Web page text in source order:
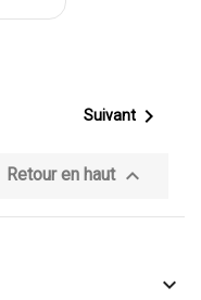
Suivant 
Retour en haut 
